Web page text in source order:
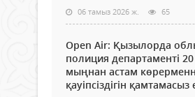
06 тамыз 2026 ж. 65
Open Air: Қызылорда
полиция департаменті 20
мыңнан астам
қауіпсіздігін қамтамасыз